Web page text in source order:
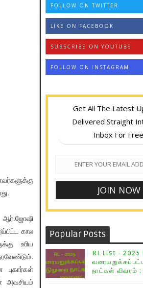
ஆர்.ஜோஷி
கால
உரிய
அவசியம்
FOLLOW ON TWITTER
LIKE ON FACEBOOK
SUBSCRIBE ON YOUTUBE
FOLLOW ON INSTAGRAM
Get All The Latest
Delivered Straight
Inbox For
Popular Posts
RL List - 2025 |
நாட்கள் விவரம் :